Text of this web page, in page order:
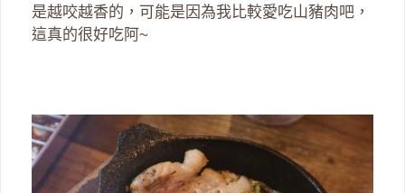
是越咬越香的，可能是因為我比較愛吃山豬肉吧，
這真的很好吃阿~